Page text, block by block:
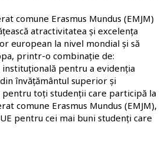
comune Erasmus Mundus (EMJM)
atractivitatea și excelența
european la nivel mondial și să
printr-o combinație de:
pentru a evidenția
învățământul superior și
toți studenții care participă la
comune Erasmus Mundus (EMJM),
pentru cei mai buni studenți care